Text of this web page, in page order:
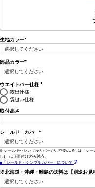
生地カラー
(必
須)
部品カラー
(必
須)
ウエイトバー仕様
露出仕様
袋縫い仕様
取付高さ
シールド・カバー
(必
※シールドやシンプルカバーがご不要の場合は「シ
し)」は正面付けのみ対応。
■「シールド・シンプルカバー」について
※北海道・沖縄・離島の送料は【別途お見